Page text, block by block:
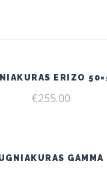
ERIZO
€255.00
GAMMA